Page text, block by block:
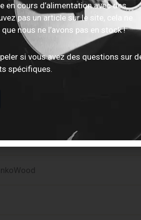
fumé finition brut de scie
en cours d’alimentation avec des
pas un article sur le site, cela ne
nous ne l’avons pas en stock !
si vous avez des questions sur
spécifiques.